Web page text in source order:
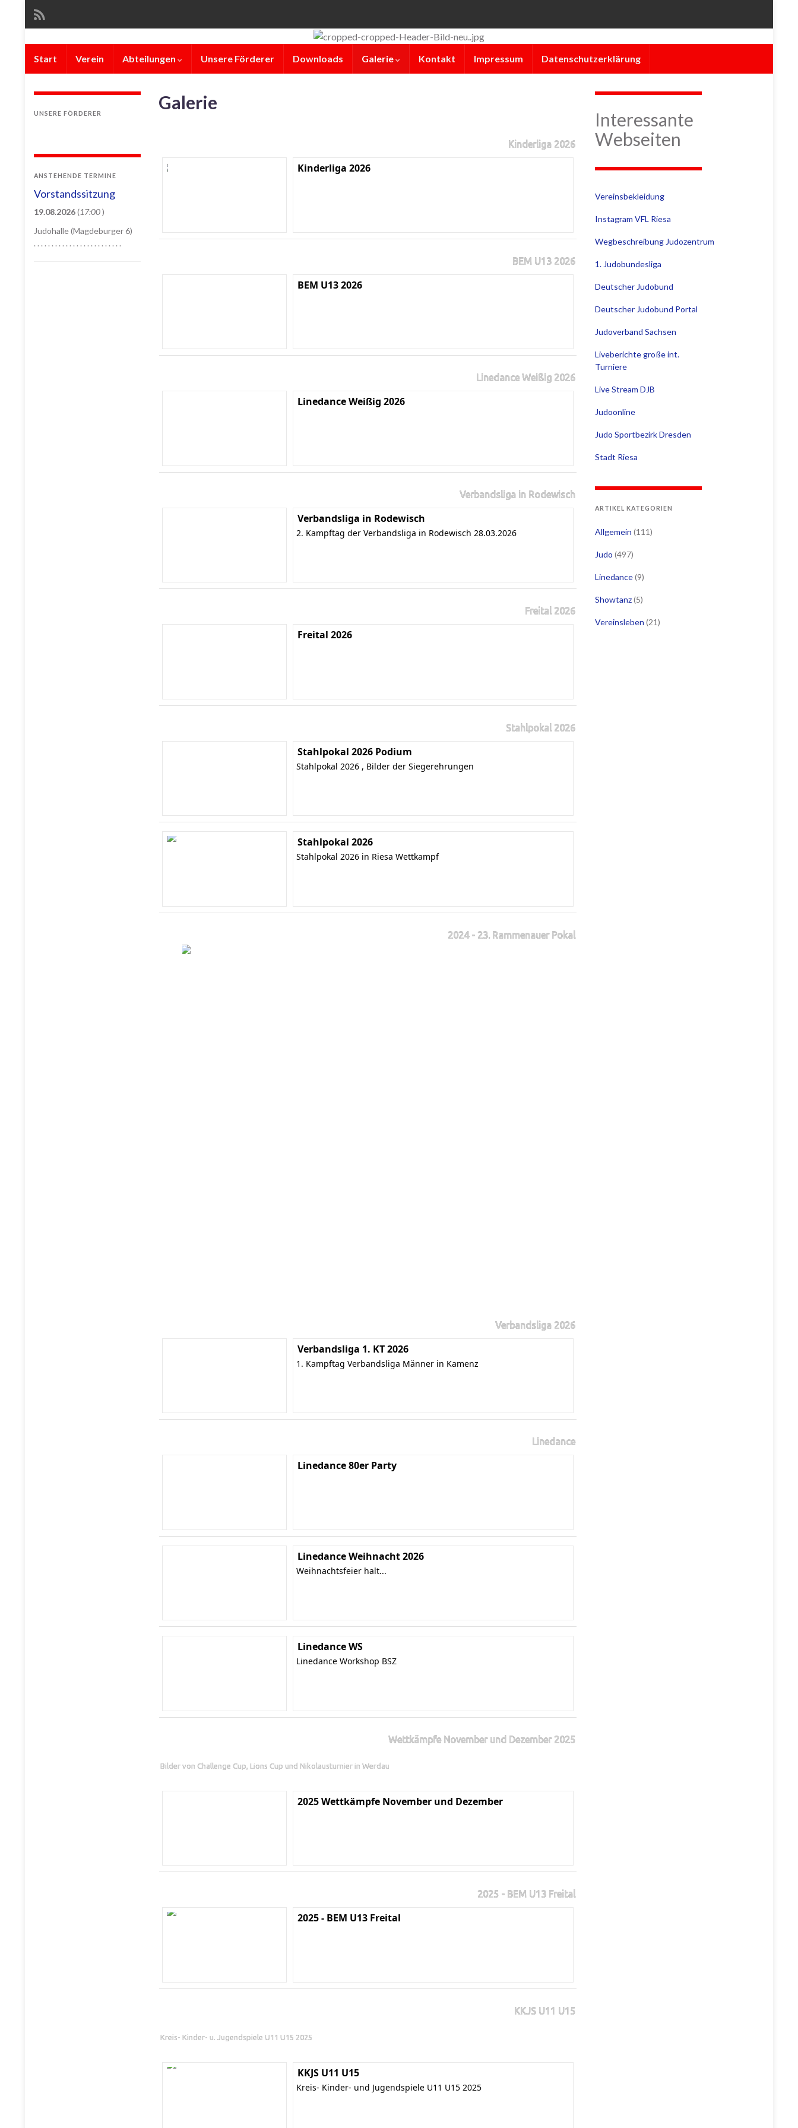
Start Verein Abteilungen Unsere Förderer Downloads Galerie Kontakt Impressum Datenschutzerklärung
Galerie
Kinderliga 2026
Kinderliga 2026
BEM U13 2026
BEM U13 2026
Linedance Weißig 2026
Linedance Weißig 2026
Verbandsliga in Rodewisch
Verbandsliga in Rodewisch
2. Kampftag der Verbandsliga in Rodewisch 28.03.2026
Freital 2026
Freital 2026
Stahlpokal 2026
Stahlpokal 2026 Podium
Stahlpokal 2026 , Bilder der Siegerehrungen
Stahlpokal 2026
Stahlpokal 2026 in Riesa Wettkampf
2024 - 23. Rammenauer Pokal
Verbandsliga 2026
Verbandsliga 1. KT 2026
1. Kampftag Verbandsliga Männer in Kamenz
Linedance
Linedance 80er Party
Linedance Weihnacht 2026
Weihnachtsfeier halt...
Linedance WS
Linedance Workshop BSZ
Wettkämpfe November und Dezember 2025
Bilder von Challenge Cup, Lions Cup und Nikolausturnier in Werdau
2025 Wettkämpfe November und Dezember
2025 - BEM U13 Freital
2025 - BEM U13 Freital
KKJS U11 U15
Kreis- Kinder- u. Jugendspiele U11 U15 2025
KKJS U11 U15
Kreis- Kinder- und Jugendspiele U11 U15 2025
UNSERE FÖRDERER
ANSTEHENDE TERMINE
Vorstandssitzung
19.08.2026(17:00)
Judohalle (Magdeburger 6)
. . . . . . . . . . . . . . . . . . . . . . . . .
Interessante
Webseiten
Vereinsbekleidung
Instagram VFL Riesa
Wegbeschreibung Judozentrum
1. Judobundesliga
Deutscher Judobund
Deutscher Judobund Portal
Judoverband Sachsen
Liveberichte große int.
Turniere
Live Stream DJB
Judoonline
Judo Sportbezirk Dresden
Stadt Riesa
ARTIKEL KATEGORIEN
Allgemein (111)
Judo (497)
Linedance(9)
Showtanz(5)
Vereinsleben (21)